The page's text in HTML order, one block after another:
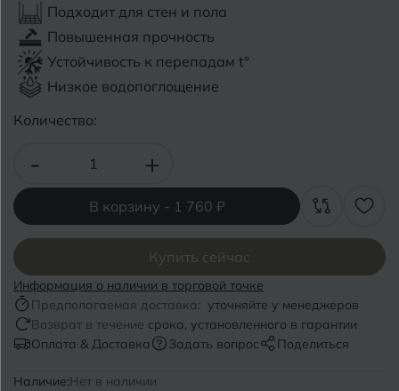
Подходит для стен и пола
Повышенная прочность
Устойчивость к перепадам t°
Низкое водопоглощение
Количество:
- +
В корзину - 1 760 ₽
Купить сейчас
Информация о наличии в торговой точке
Предполагаемая доставка: уточняйте у менеджеров
Возврат в течение срока, установленного в гарантии
Оплата & Доставка
Задать вопрос Поделиться
Наличие:Нет в наличии
В Великий Новгород
Владимир
Волгоград
Волгодонск
Вологда
Воронеж
Воткинск
Г Геленджик
Саратов
Сосновый Бор
Сочи
Сыктывкар